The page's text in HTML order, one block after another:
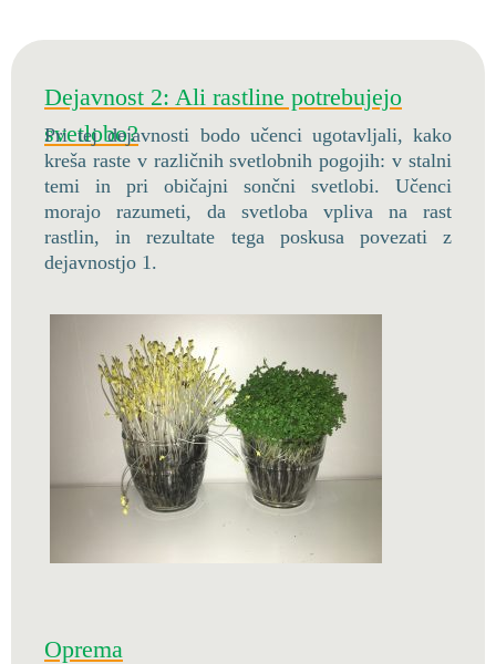
Dejavnost 2: Ali rastline potrebujejo
svetlobo?
Pri tej dejavnosti bodo učenci ugotavljali, kako
kreša raste v različnih svetlobnih pogojih: v stalni
temi in pri običajni sončni svetlobi. Učenci
morajo razumeti, da svetloba vpliva na rast
rastlin, in rezultate tega poskusa povezati z
dejavnostjo 1.
Oprema